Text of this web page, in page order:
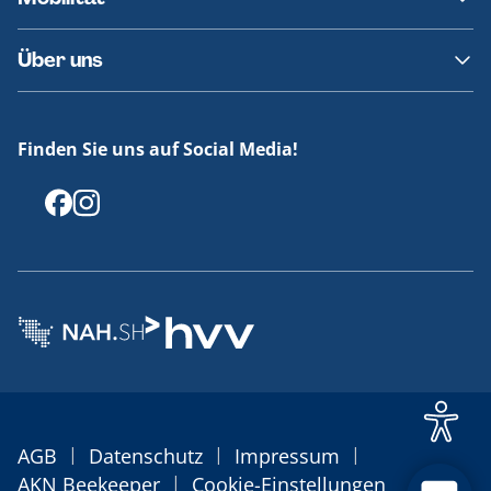
Fundsachen
Häufige Fragen
Barrierefreies Reisen
Erklärung Barrierefreiheit
Über uns
Offenlegungen
Finden Sie uns auf Social Media!
AGB | Datenschutz | Impressum |
AKN Beekeeper | Cookie-Einstellungen